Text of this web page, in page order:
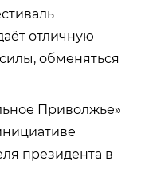
отличную
обменяться
Приволжье»
президента в